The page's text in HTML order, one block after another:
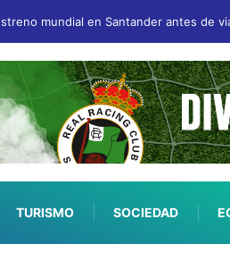
mundial en Santander antes de
TURISMO SOCIEDAD